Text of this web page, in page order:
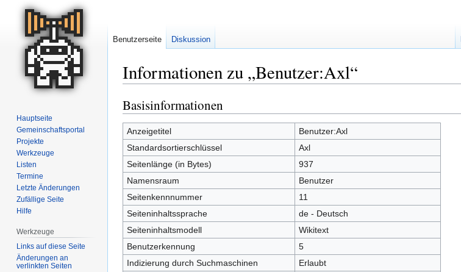
Informationen zu „Benutzer:Axl“
Zur
Navigation
springen
Zur
Suche
springen
Basisinformationen
Anzeigetitel
Benutzer:Axl
Standardsortierschlüssel
Axl
Seitenlänge (in Bytes)
937
Namensraum
Benutzer
Seitenkennnummer
11
Seiteninhaltssprache
de - Deutsch
Seiteninhaltsmodell
Wikitext
Benutzerkennung
5
Indizierung durch Suchmaschinen
Erlaubt
Benutzerseite Diskussion
Hauptseite
Gemeinschafts­portal
Projekte
Werkzeuge
Listen
Termine
Letzte Änderungen
Zufällige Seite
Hilfe
Werkzeuge
Links auf diese Seite
Änderungen an
verlinkten Seiten